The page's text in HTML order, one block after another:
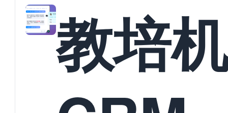
教培